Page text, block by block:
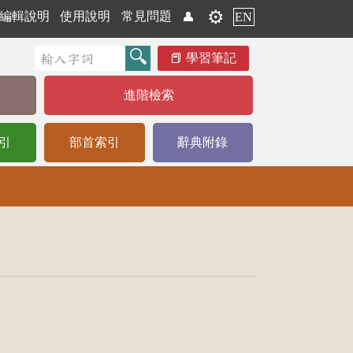
編輯說明 使用說明 常見問題 👤 ⚙️ EN
學習筆記
進階檢索
部首索引 辭典附錄